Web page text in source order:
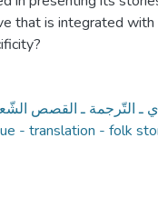
that is integrated
ـ التّرجمة ـ القصص
- translation - folk